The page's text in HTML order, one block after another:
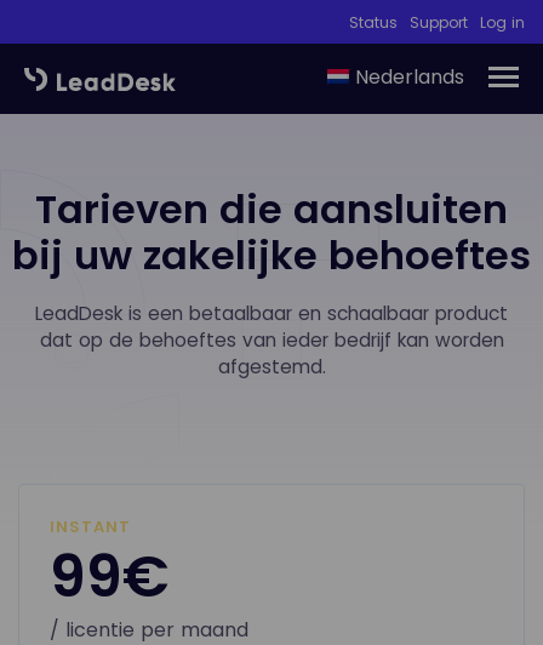
Status Support Log in
Nederlands
Tarieven die aansluiten
bij uw zakelijke behoeftes
LeadDesk is een betaalbaar en schaalbaar product
dat op de behoeftes van ieder bedrijf kan worden
afgestemd.
INSTANT
99€
/ licentie per maand